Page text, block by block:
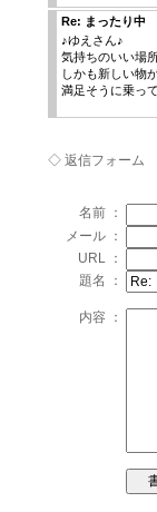
Re: まったり中
♪ゆえさん♪
気持ちのいい場
しかも新しい物
満足そうに乗っ
◇ 返信フォーム
名前 ：
メール ：
URL ：
題名 ：
内容 ：